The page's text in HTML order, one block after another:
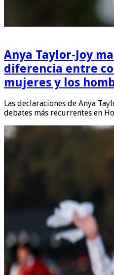
Anya Taylor-Joy
diferencia entre
mujeres y los
Las declaraciones de Anya
debates más recurrentes en